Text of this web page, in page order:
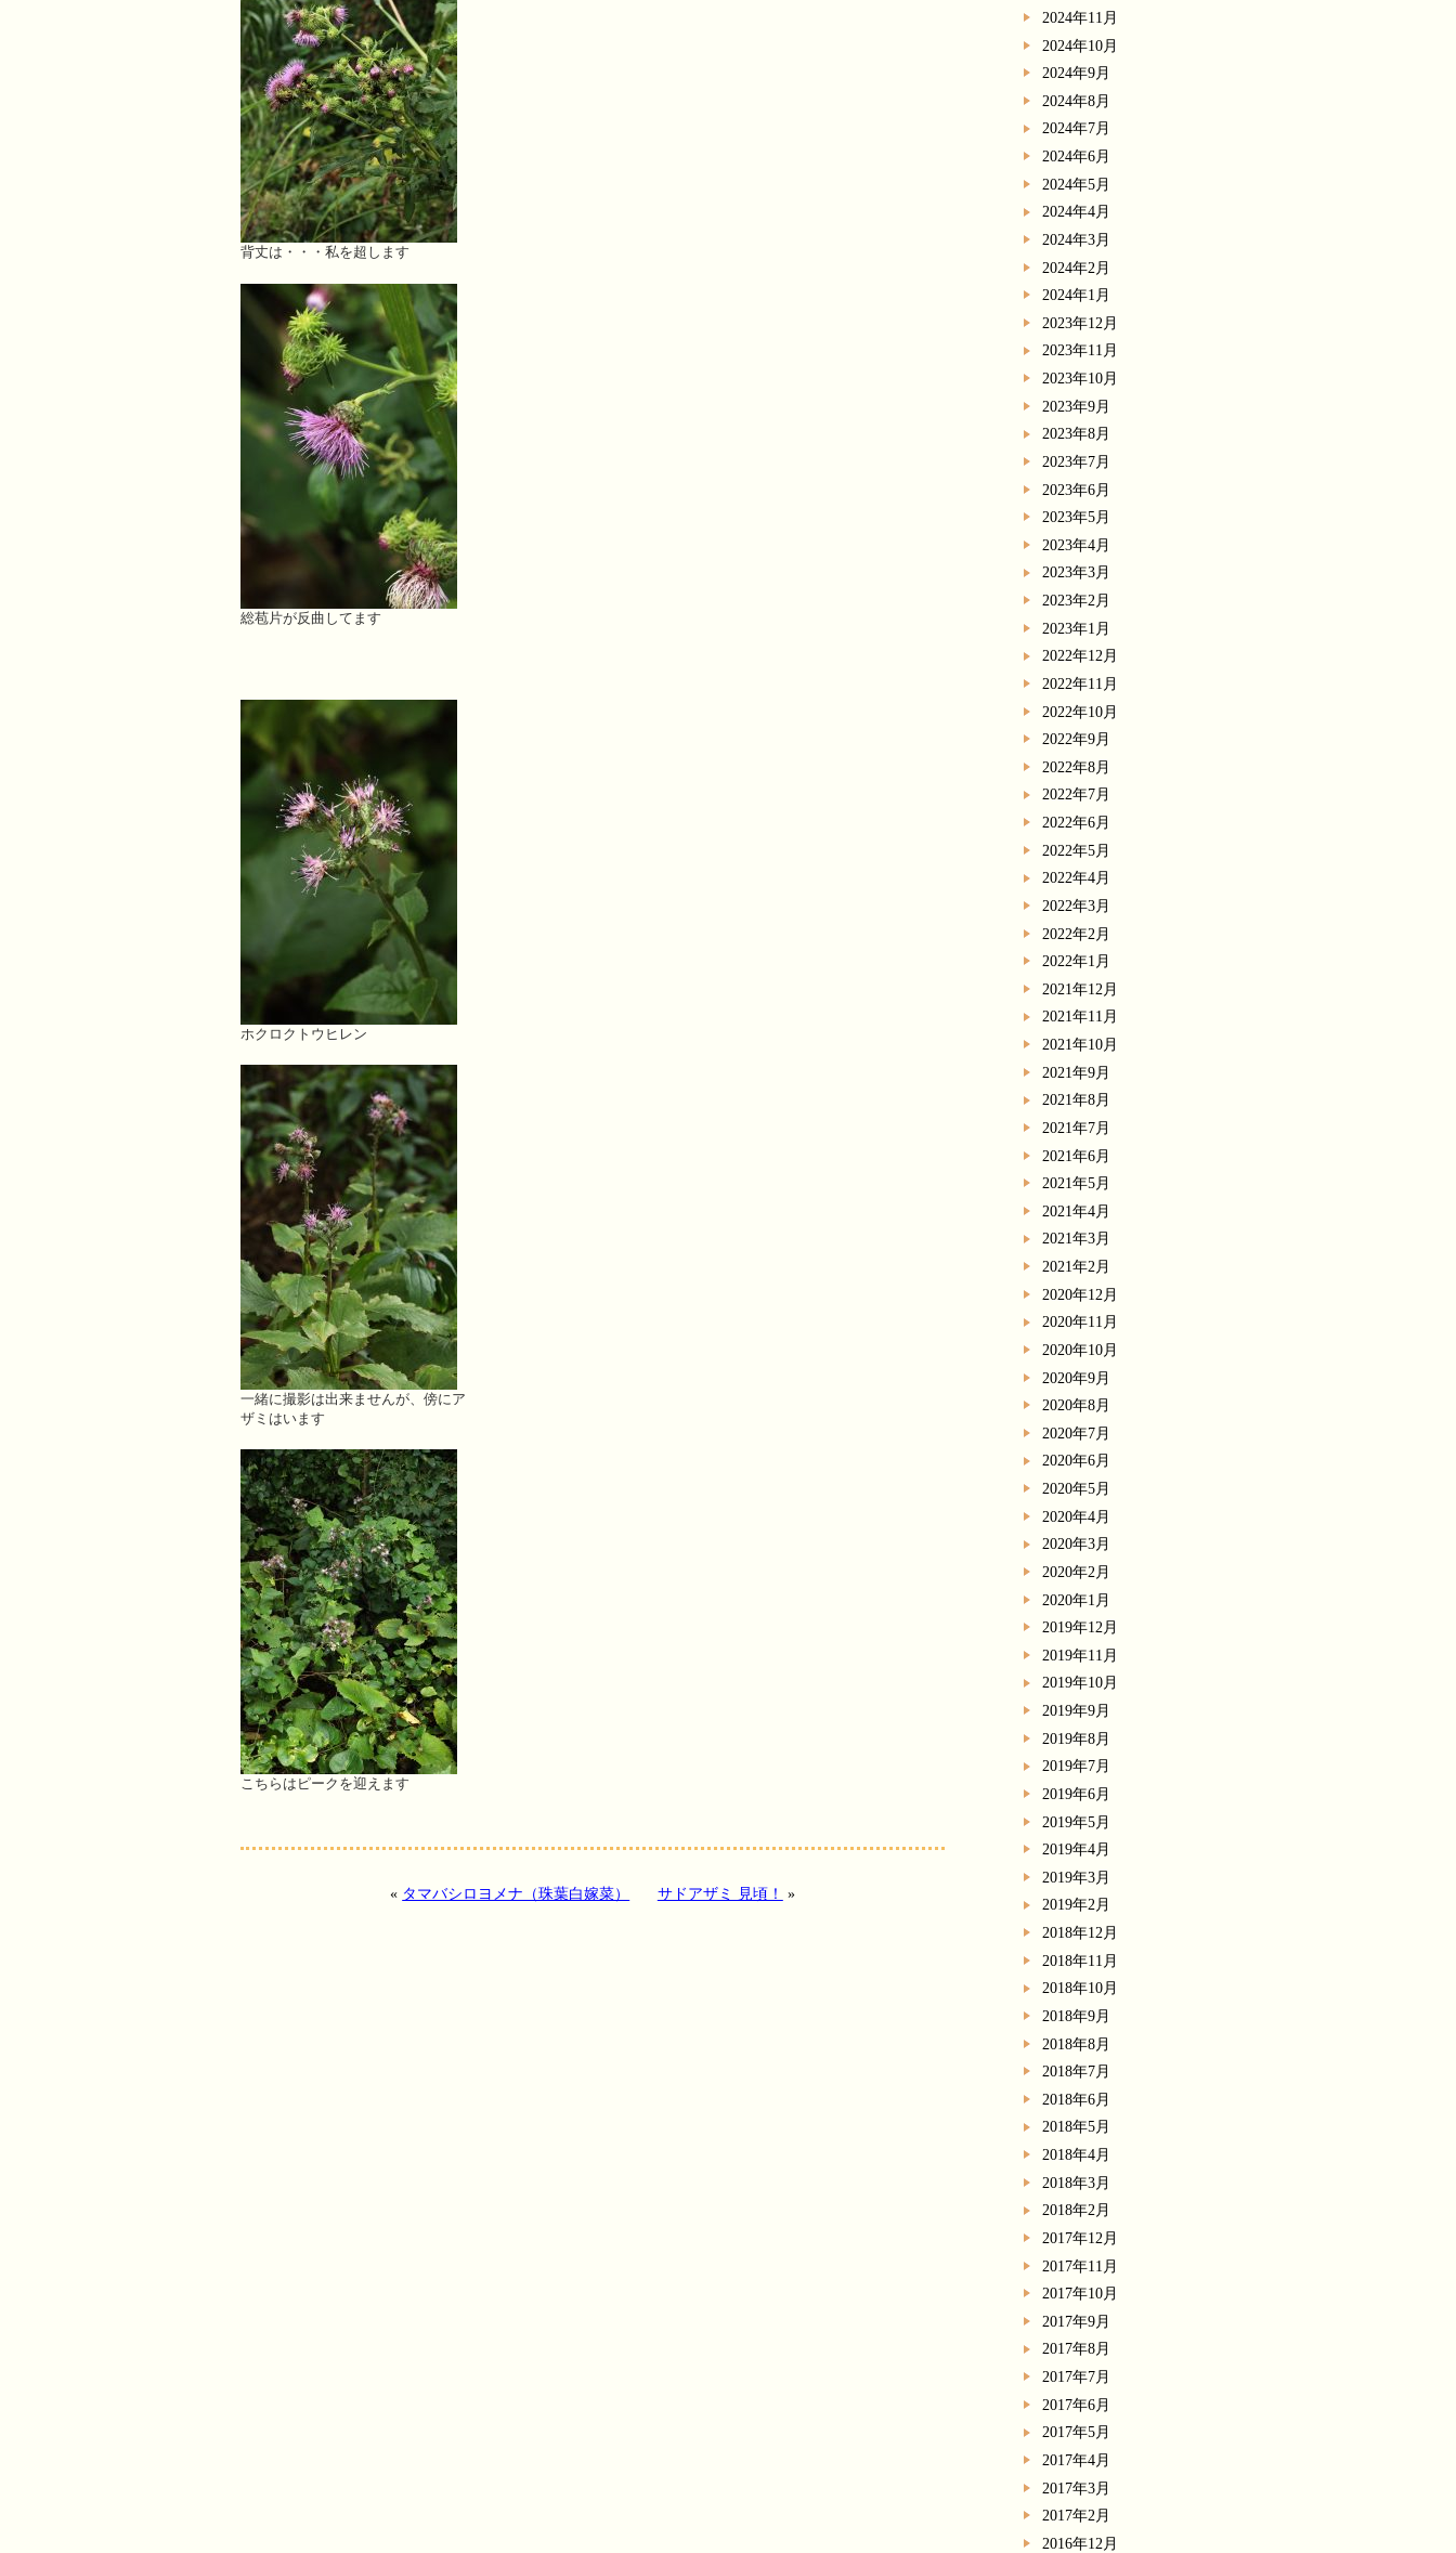
背丈は・・・私を超します
総苞片が反曲してます
ホクロクトウヒレン
一緒に撮影は出来ませんが、傍にア
ザミはいます
こちらはピークを迎えます
« タマバシロヨメナ（珠葉白嫁菜） サドアザミ 見頃！ »
2024年11月
2024年10月
2024年9月
2024年8月
2024年7月
2024年6月
2024年5月
2024年4月
2024年3月
2024年2月
2024年1月
2023年12月
2023年11月
2023年10月
2023年9月
2023年8月
2023年7月
2023年6月
2023年5月
2023年4月
2023年3月
2023年2月
2023年1月
2022年12月
2022年11月
2022年10月
2022年9月
2022年8月
2022年7月
2022年6月
2022年5月
2022年4月
2022年3月
2022年2月
2022年1月
2021年12月
2021年11月
2021年10月
2021年9月
2021年8月
2021年7月
2021年6月
2021年5月
2021年4月
2021年3月
2021年2月
2020年12月
2020年11月
2020年10月
2020年9月
2020年8月
2020年7月
2020年6月
2020年5月
2020年4月
2020年3月
2020年2月
2020年1月
2019年12月
2019年11月
2019年10月
2019年9月
2019年8月
2019年7月
2019年6月
2019年5月
2019年4月
2019年3月
2019年2月
2018年12月
2018年11月
2018年10月
2018年9月
2018年8月
2018年7月
2018年6月
2018年5月
2018年4月
2018年3月
2018年2月
2017年12月
2017年11月
2017年10月
2017年9月
2017年8月
2017年7月
2017年6月
2017年5月
2017年4月
2017年3月
2017年2月
2016年12月